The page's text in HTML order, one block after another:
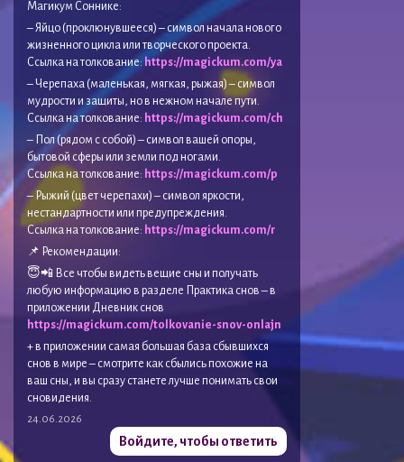
Магикум Соннике:
– Яйцо (проклюнувшееся) – символ начала нового
жизненного цикла или творческого проекта.
Ссылка на толкование: https://magickum.com/ya
– Черепаха (маленькая, мягкая, рыжая) – символ
мудрости и защиты, но в нежном начале пути.
Ссылка на толкование: https://magickum.com/ch
– Пол (рядом с собой) – символ вашей опоры,
бытовой сферы или земли под ногами.
Ссылка на толкование: https://magickum.com/p
– Рыжий (цвет черепахи) – символ яркости,
нестандартности или предупреждения.
Ссылка на толкование: https://magickum.com/r
📌 Рекомендации:
😇📲 Все чтобы видеть вещие сны и получать
любую информацию в разделе Практика снов – в
приложении Дневник снов
https://magickum.com/tolkovanie-snov-onlajn
+ в приложении самая большая база сбывшихся
снов в мире – смотрите как сбылись похожие на
ваш сны, и вы сразу станете лучше понимать свои
сновидения.
24.06.2026
Войдите, чтобы ответить